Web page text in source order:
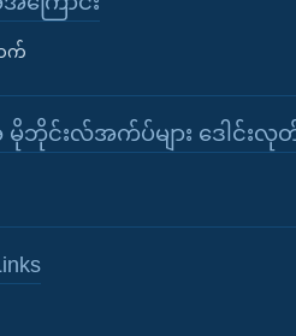
က်
ဘိုင်းလ်အက်ပ်များ ဒေါင်းလု